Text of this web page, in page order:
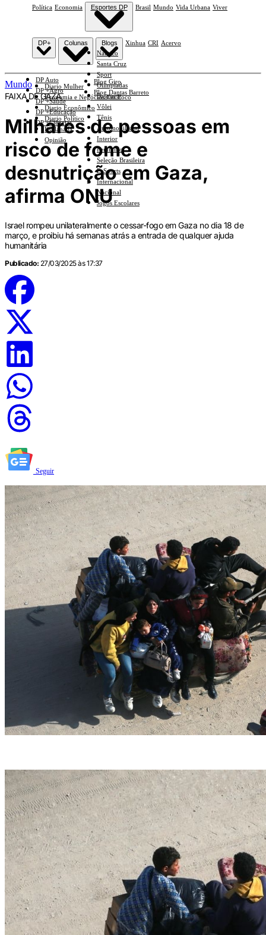
Política Economia Esportes DP
Náutico
Santa Cruz
Sport
Olimpíadas
Basquete
Vôlei
Tênis
Automobilismo
Interior
Feminino
Seleção Brasileira
E-Sports
Internacional
Nacional
Jogos Escolares
Brasil Mundo Vida Urbana Viver
DP+
DP Auto
DP +Agro
DP +Saúde
DP +Educação
DP +Ciências
Colunas
Diario Mulher
Economia e Negócios Em Foco
Diario Econômico
Diario Político
Esplanada
Opinião
Blogs
Blog Giro
Blog Dantas Barreto
Xinhua CRI Acervo
Mundo
FAIXA DE GAZA
Milhares de pessoas em
risco de fome e
desnutrição em Gaza,
afirma ONU
Israel rompeu unilateralmente o cessar-fogo em Gaza no dia 18 de
março, e proibiu há semanas atrás a entrada de qualquer ajuda
humanitária
Publicado: 27/03/2025 às 17:37
Seguir